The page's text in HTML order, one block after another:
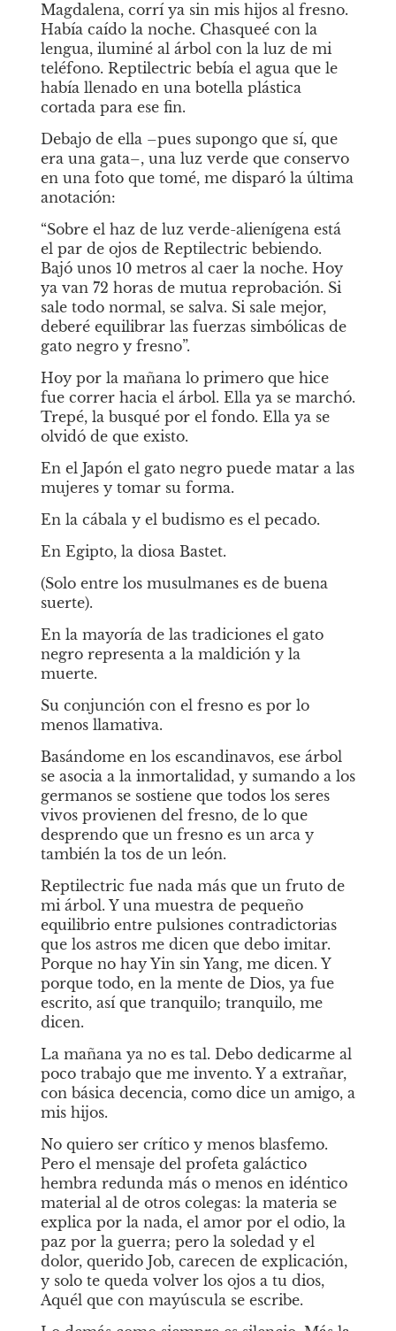
Magdalena, corrí ya sin mis hijos al fresno.
Había caído la noche. Chasqueé con la
lengua, iluminé al árbol con la luz de mi
teléfono. Reptilectric bebía el agua que le
había llenado en una botella plástica
cortada para ese fin.
Debajo de ella –pues supongo que sí, que
era una gata–, una luz verde que conservo
en una foto que tomé, me disparó la última
anotación:
“Sobre el haz de luz verde-alienígena está
el par de ojos de Reptilectric bebiendo.
Bajó unos 10 metros al caer la noche. Hoy
ya van 72 horas de mutua reprobación. Si
sale todo normal, se salva. Si sale mejor,
deberé equilibrar las fuerzas simbólicas de
gato negro y fresno”.
Hoy por la mañana lo primero que hice
fue correr hacia el árbol. Ella ya se marchó.
Trepé, la busqué por el fondo. Ella ya se
olvidó de que existo.
En el Japón el gato negro puede matar a las
mujeres y tomar su forma.
En la cábala y el budismo es el pecado.
En Egipto, la diosa Bastet.
(Solo entre los musulmanes es de buena
suerte).
En la mayoría de las tradiciones el gato
negro representa a la maldición y la
muerte.
Su conjunción con el fresno es por lo
menos llamativa.
Basándome en los escandinavos, ese árbol
se asocia a la inmortalidad, y sumando a los
germanos se sostiene que todos los seres
vivos provienen del fresno, de lo que
desprendo que un fresno es un arca y
también la tos de un león.
Reptilectric fue nada más que un fruto de
mi árbol. Y una muestra de pequeño
equilibrio entre pulsiones contradictorias
que los astros me dicen que debo imitar.
Porque no hay Yin sin Yang, me dicen. Y
porque todo, en la mente de Dios, ya fue
escrito, así que tranquilo; tranquilo, me
dicen.
La mañana ya no es tal. Debo dedicarme al
poco trabajo que me invento. Y a extrañar,
con básica decencia, como dice un amigo, a
mis hijos.
No quiero ser crítico y menos blasfemo.
Pero el mensaje del profeta galáctico
hembra redunda más o menos en idéntico
material al de otros colegas: la materia se
explica por la nada, el amor por el odio, la
paz por la guerra; pero la soledad y el
dolor, querido Job, carecen de explicación,
y solo te queda volver los ojos a tu dios,
Aquél que con mayúscula se escribe.